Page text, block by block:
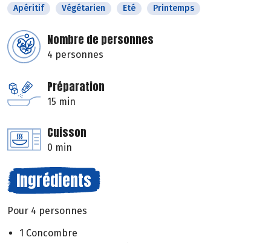
Apéritif Végétarien Eté Printemps
Nombre de personnes
4 personnes
Préparation
15 min
Cuisson
0 min
Ingrédients
Pour 4 personnes
1 Concombre